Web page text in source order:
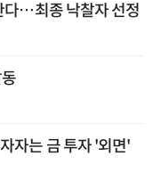
다…최종 낙찰자 선정
자는 금 투자 '외면'